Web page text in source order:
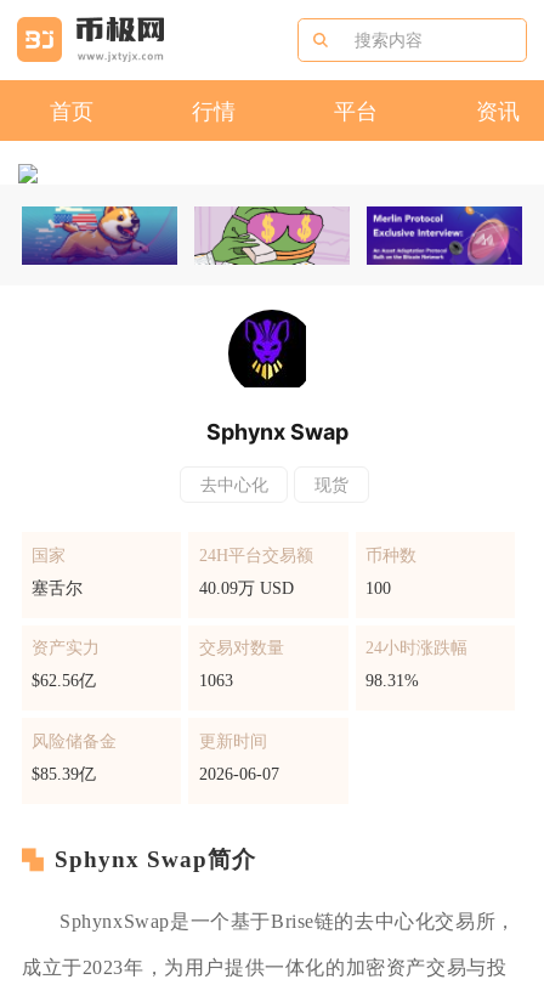
首页 行情 平台 资讯
Sphynx Swap
去中心化 现货
国家
塞舌尔
24H平台交易额
40.09万 USD
币种数
100
资产实力
$62.56亿
交易对数量
1063
24小时涨跌幅
98.31%
风险储备金
$85.39亿
更新时间
2026-06-07
Sphynx Swap简介
SphynxSwap是一个基于Brise链的去中心化交易所，
成立于2023年，为用户提供一体化的加密资产交易与投